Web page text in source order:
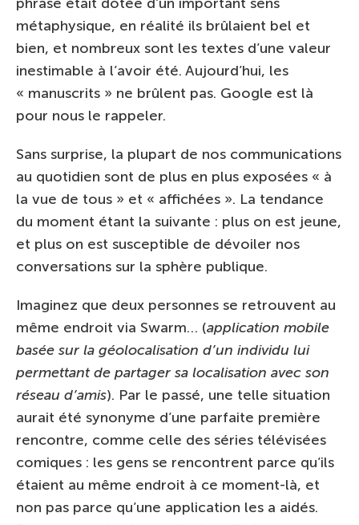
métaphysique, en réalité ils brûlaient bel et
bien, et nombreux sont les textes d’une valeur
inestimable à l’avoir été. Aujourd’hui, les
« manuscrits » ne brûlent pas. Google est là
pour nous le rappeler.
Sans surprise, la plupart de nos communications
au quotidien sont de plus en plus exposées « à
la vue de tous » et « affichées ». La tendance
du moment étant la suivante : plus on est jeune,
et plus on est susceptible de dévoiler nos
conversations sur la sphère publique.
Imaginez que deux personnes se retrouvent au
même endroit via Swarm… (application mobile
basée sur la géolocalisation d’un individu lui
permettant de partager sa localisation avec son
réseau d’amis). Par le passé, une telle situation
aurait été synonyme d’une parfaite première
rencontre, comme celle des séries télévisées
comiques : les gens se rencontrent parce qu’ils
étaient au même endroit à ce moment-là, et
non pas parce qu’une application les a aidés.